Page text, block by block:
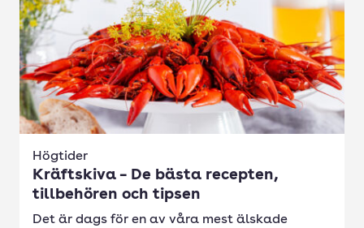
Högtider
Kräftskiva – De bästa recepten,
tillbehören och tipsen
Det är dags för en av våra mest älskade